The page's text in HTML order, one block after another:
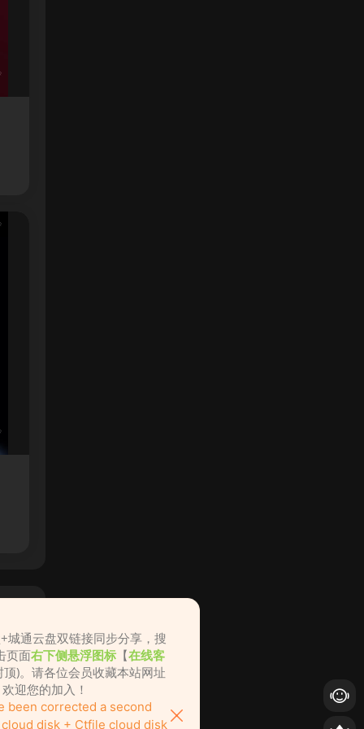
城通云盘双链接同步分享，搜
页面右下侧悬浮图标 【在线客
)。请各位会员收藏本站网址
迎您的加入！
been corrected a second
disk + Ctfile cloud disk